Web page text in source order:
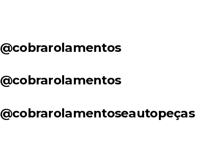
@cobrarolamentos
@cobrarolamentos
@cobrarolamentoseautopeças